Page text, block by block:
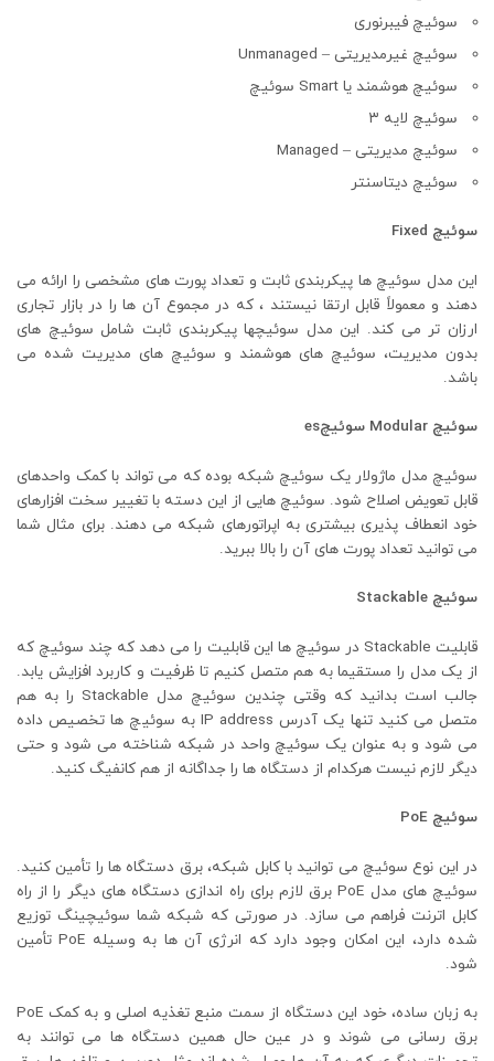
سوئیچ فیبرنوری
سوئیچ غیرمدیریتی – Unmanaged
سوئیچ هوشمند یا Smart سوئیچ
سوئیچ لایه ۳
سوئیچ مدیریتی – Managed
سوئیچ دیتاسنتر
سوئیچ Fixed
این مدل سوئیچ ها پیکربندی ثابت و تعداد پورت های مشخصی را ارائه می
دهند و معمولاً قابل ارتقا نیستند ، که در مجموع آن ها را در بازار تجاری
ارزان تر می کند. این مدل سوئیچها پیکربندی ثابت شامل سوئیچ های
بدون مدیریت، سوئیچ های هوشمند و سوئیچ های مدیریت شده می
باشد.
سوئیچ Modular سوئیچes
سوئیچ مدل ماژولار یک سوئیچ شبکه بوده که می تواند با کمک واحدهای
قابل تعویض اصلاح شود. سوئیچ هایی از این دسته با تغییر سخت افزارهای
خود انعطاف پذیری بیشتری به اپراتورهای شبکه می دهند. برای مثال شما
می توانید تعداد پورت های آن را بالا ببرید.
سوئیچ Stackable
قابلیت Stackable در سوئیچ ها این قابلیت را می دهد که چند سوئیچ که
از یک مدل را مستقیما به هم متصل کنیم تا ظرفیت و کاربرد افزایش یابد.
جالب است بدانید که وقتی چندین سوئیچ مدل Stackable را به هم
متصل می کنید تنها یک آدرس IP address به سوئیچ ها تخصیص داده
می شود و به عنوان یک سوئیچ واحد در شبکه شناخته می شود و حتی
دیگر لازم نیست هرکدام از دستگاه ها را جداگانه از هم کانفیگ کنید.
سوئیچ PoE
در این نوع سوئیچ می توانید با کابل شبکه، برق دستگاه ها را تأمین کنید.
سوئیچ های مدل PoE برق لازم برای راه اندازی دستگاه های دیگر را از راه
کابل اترنت فراهم می سازد. در صورتی که شبکه شما سوئیچینگ توزیع
شده دارد، این امکان وجود دارد که انرژی آن ها به وسیله PoE تأمین
شود.
به زبان ساده، خود این دستگاه از سمت منبع تغذیه اصلی و به کمک PoE
برق رسانی می شوند و در عین حال همین دستگاه ها می توانند به